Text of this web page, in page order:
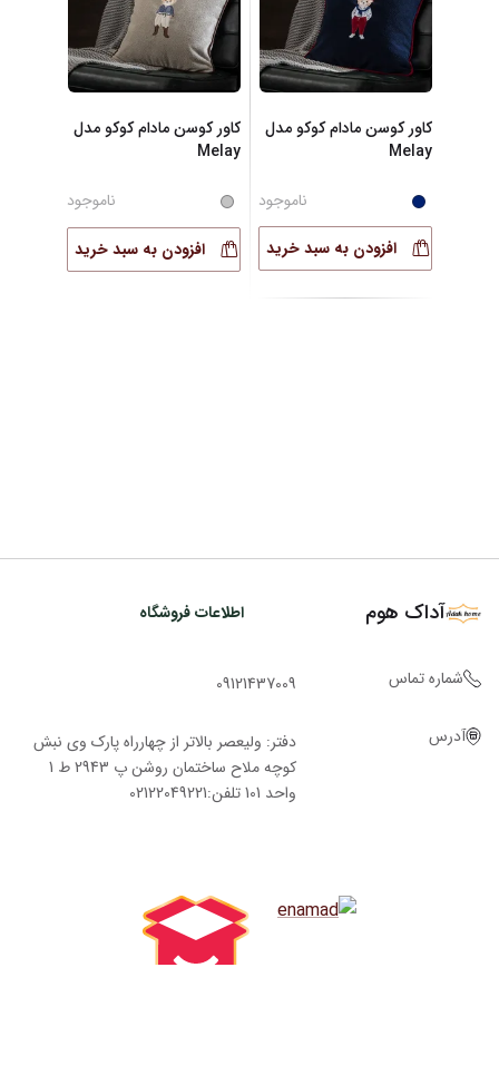
کاور کوسن مادام کوکو مدل
Melay
ناموجود
افزودن به سبد خرید
کاور کوسن مادام کوکو مدل
Melay
ناموجود
افزودن به سبد خرید
آداک هوم اطلاعات فروشگاه
شماره تماس 09121437009
آدرس
دفتر: ولیعصر بالاتر از چهارراه پارک وی نبش
کوچه ملاح ساختمان روشن پ 2943 ط 1
واحد 101 تلفن:02122049221